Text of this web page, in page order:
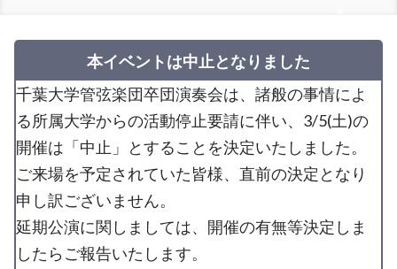
本イベントは中止となりました
千葉大学管弦楽団卒団演奏会は、諸般の事情によ
る所属大学からの活動停止要請に伴い、3/5(土)の
開催は「中止」とすることを決定いたしました。
ご来場を予定されていた皆様、直前の決定となり
申し訳ございません。
延期公演に関しましては、開催の有無等決定しま
したらご報告いたします。